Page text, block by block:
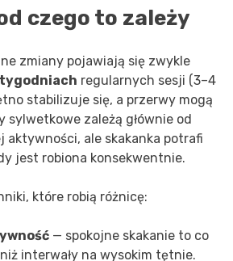
czego to zależy
zmiany pojawiają się zwykle
regularnych sesji (3–4
stabilizuje się, a przerwy mogą
sylwetkowe zależą głównie od
aktywności, ale skakanka potrafi
jest robiona konsekwentnie.
które robią różnicę:
— spokojne skakanie to co
interwały na wysokim tętnie.